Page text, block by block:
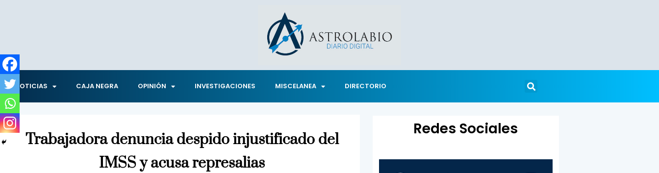
NOTICIAS CAJA NEGRA OPINIÓN INVESTIGACIONES MISCELANEA DIRECTORIO
Trabajadora denuncia despido injustificado del
IMSS y acusa represalias
Redes Sociales